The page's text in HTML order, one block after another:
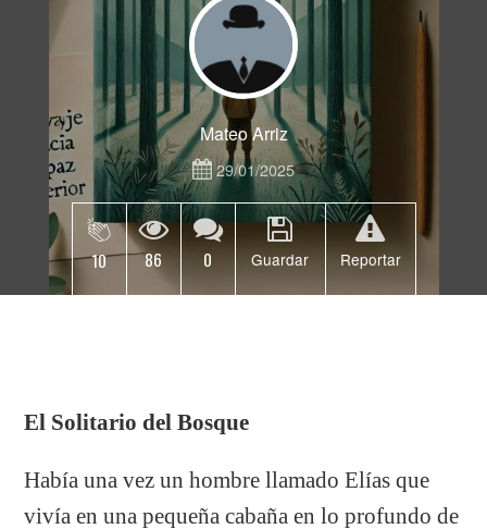
Mateo Arriz
29/01/2025
10 86 0 Guardar Reportar
El Solitario del Bosque
Había una vez un hombre llamado Elías que
vivía en una pequeña cabaña en lo profundo de